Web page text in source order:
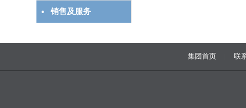
销售及服务
集团首页 联